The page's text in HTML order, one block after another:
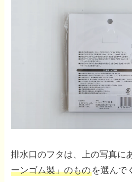
排水口のフタは、上の写真に
ーンゴム製」のものを選んで